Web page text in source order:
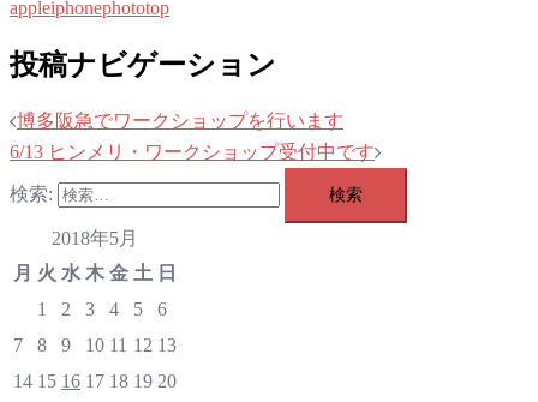
appleiphonephototop
投稿ナビゲーション
博多阪急でワークショップを行います
6/13 ヒンメリ・ワークショップ受付中です
検索:
2018年5月
月 火 水 木 金 土 日
1
2 3 4 5
6
7
8 9 10 11 12 13
14 15 16 17 18 19 20